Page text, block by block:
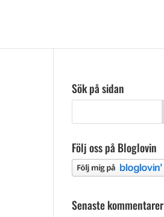
Sök på sidan
Följ oss på Bloglovin
Senaste kommentarer